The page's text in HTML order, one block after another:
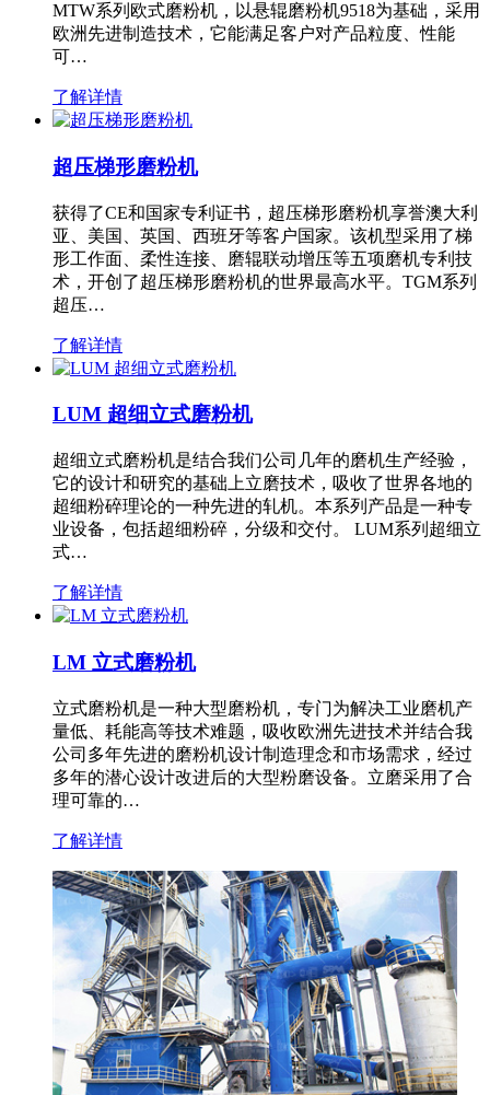
MTW系列欧式磨粉机，以悬辊磨粉机9518为基础，采用
欧洲先进制造技术，它能满足客户对产品粒度、性能
可…
了解详情
超压梯形磨粉机
获得了CE和国家专利证书，超压梯形磨粉机享誉澳大利
亚、美国、英国、西班牙等客户国家。该机型采用了梯
形工作面、柔性连接、磨辊联动增压等五项磨机专利技
术，开创了超压梯形磨粉机的世界最高水平。TGM系列
超压…
了解详情
LUM 超细立式磨粉机
超细立式磨粉机是结合我们公司几年的磨机生产经验，
它的设计和研究的基础上立磨技术，吸收了世界各地的
超细粉碎理论的一种先进的轧机。本系列产品是一种专
业设备，包括超细粉碎，分级和交付。 LUM系列超细立
式…
了解详情
LM 立式磨粉机
立式磨粉机是一种大型磨粉机，专门为解决工业磨机产
量低、耗能高等技术难题，吸收欧洲先进技术并结合我
公司多年先进的磨粉机设计制造理念和市场需求，经过
多年的潜心设计改进后的大型粉磨设备。立磨采用了合
理可靠的…
了解详情